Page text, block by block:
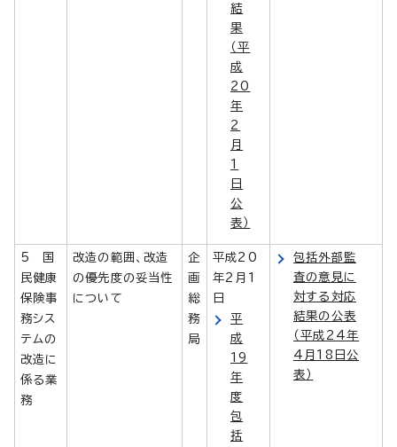
結
果
（平
成
20
年
2
月
1
日
公
表）
5 国
民健康
保険事
務シス
テムの
改造に
係る業
務
改造の範囲、改造
の優先度の妥当性
について
企
画
総
務
局
平成20
年2月1
日
平
成
19
年
度
包
括
包括外部監
査の意見に
対する対応
結果の公表
（平成24年
4月18日公
表）